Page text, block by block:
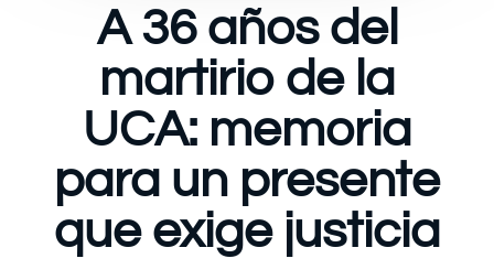
A 36 años del
martirio de la
UCA: memoria
para un presente
que exige justicia